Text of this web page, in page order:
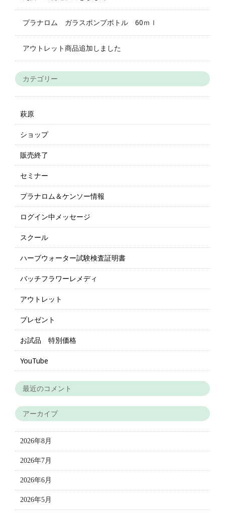
プラナロム ガラスポンプボトル 60ｍｌ
アウトレット商品追加しました
カテゴリー
萩原
ショップ
販売終了
セミナー
プラナロム＆ケンソー情報
ログイン中メッセージ
スクール
ハーブウォーター試験検査証明書
バッチフラワーレメディ
アウトレット
プレゼント
お試品 特別価格
YouTube
最近のコメント
アーカイブ
2026年8月
2026年7月
2026年6月
2026年5月